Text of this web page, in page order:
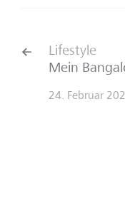
Lifestyle
Mein
24. Februar